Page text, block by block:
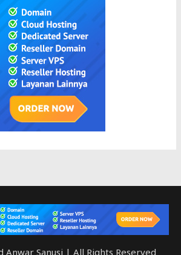
Anwar Sanusi | All Rights Reserved